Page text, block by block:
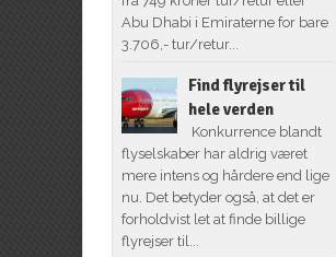
Abu Dhabi i Emiraterne for bare
3.706,- tur/retur...
Find flyrejser til
hele verden
Konkurrence blandt
flyselskaber har aldrig været
mere intens og hårdere end lige
nu. Det betyder også, at det er
forholdvist let at finde billige
flyrejser til...